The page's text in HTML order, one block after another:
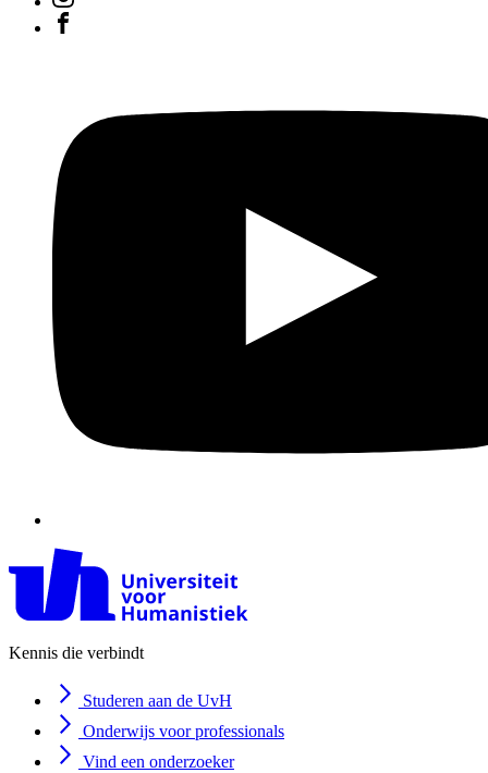
Kennis die verbindt
Studeren aan de UvH
Onderwijs voor professionals
Vind een onderzoeker